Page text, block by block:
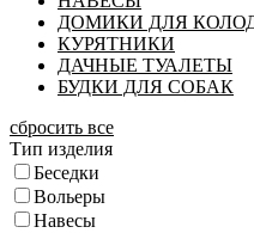
ДОМИКИ ДЛЯ
КУРЯТНИКИ
ДАЧНЫЕ ТУАЛЕТЫ
БУДКИ ДЛЯ СОБАК
сбросить все
Тип изделия
Беседки
Вольеры
Навесы